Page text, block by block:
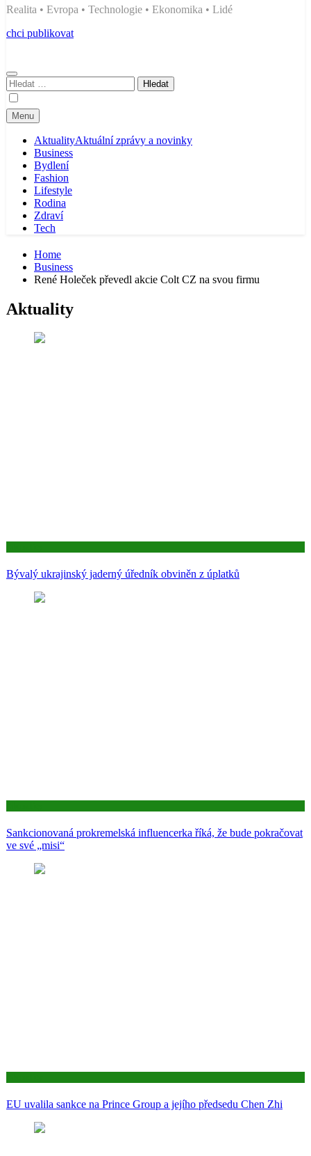
Realita • Evropa • Technologie • Ekonomika • Lidé
chci publikovat
Vyhledávání
Menu
AktualityAktuální zprávy a novinky
Business
Bydlení
Fashion
Lifestyle
Rodina
Zdraví
Tech
Home
Business
René Holeček převedl akcie Colt CZ na svou firmu
Aktuality
Bývalý ukrajinský jaderný úředník obviněn z úplatků
Sankcionovaná prokremelská influencerka říká, že bude pokračovat
ve své „misi“
EU uvalila sankce na Prince Group a jejího předsedu Chen Zhi